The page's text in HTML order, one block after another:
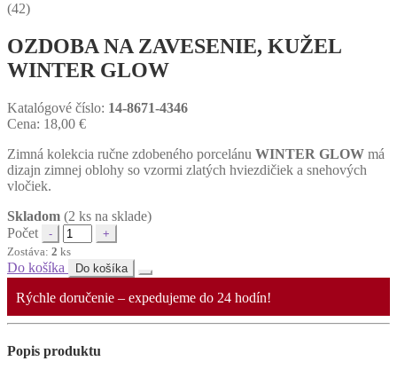
(42)
OZDOBA NA ZAVESENIE, KUŽEL
WINTER GLOW
Katalógové číslo: 14-8671-4346
Cena: 18,00 €
Zimná kolekcia ručne zdobeného porcelánu WINTER GLOW má
dizajn zimnej oblohy so vzormi zlatých hviezdičiek a snehových
vločiek.
Skladom (2 ks na sklade)
Počet
Zostáva: 2 ks
Do košíka Do košíka
Rýchle doručenie – expedujeme do 24 hodín!
Popis produktu